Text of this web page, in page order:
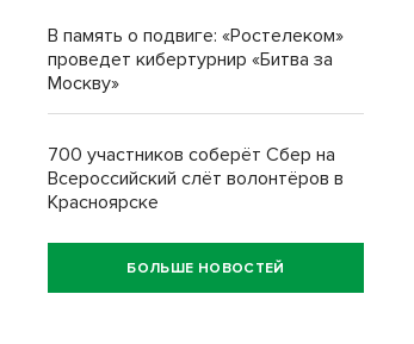
В память о подвиге: «Ростелеком»
проведет кибертурнир «Битва за
Москву»
700 участников соберёт Сбер на
Всероссийский слёт волонтёров в
Красноярске
БОЛЬШЕ НОВОСТЕЙ